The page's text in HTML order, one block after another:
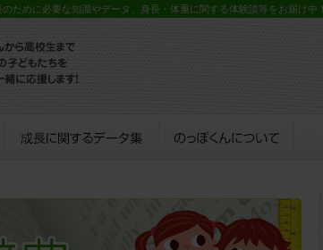
ために必要な知識やデータ、身長・体重に関する体験談等をお届け中